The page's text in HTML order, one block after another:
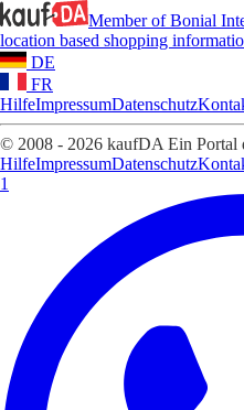
Member of Bonial
location based shopping
DE
FR
HilfeImpressumDatenschutz
© 2008 - 2026 kaufDA Ein Portal
HilfeImpressumDatenschutz
1